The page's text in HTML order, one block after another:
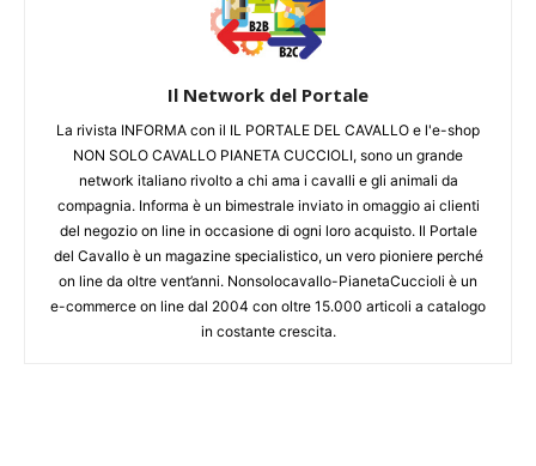
Il Network del Portale
La rivista INFORMA con il IL PORTALE DEL CAVALLO e l'e-shop
NON SOLO CAVALLO PIANETA CUCCIOLI, sono un grande
network italiano rivolto a chi ama i cavalli e gli animali da
compagnia. Informa è un bimestrale inviato in omaggio ai clienti
del negozio on line in occasione di ogni loro acquisto. Il Portale
del Cavallo è un magazine specialistico, un vero pioniere perché
on line da oltre vent’anni. Nonsolocavallo-PianetaCuccioli è un
e-commerce on line dal 2004 con oltre 15.000 articoli a catalogo
in costante crescita.